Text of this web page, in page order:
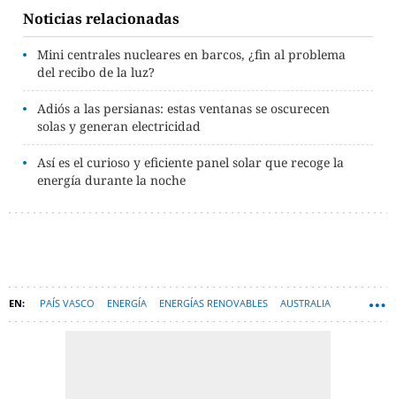
Noticias relacionadas
Mini centrales nucleares en barcos, ¿fin al problema
del recibo de la luz?
Adiós a las persianas: estas ventanas se oscurecen
solas y generan electricidad
Así es el curioso y eficiente panel solar que recoge la
energía durante la noche
PAÍS VASCO ENERGÍA ENERGÍAS RENOVABLES AUSTRALIA